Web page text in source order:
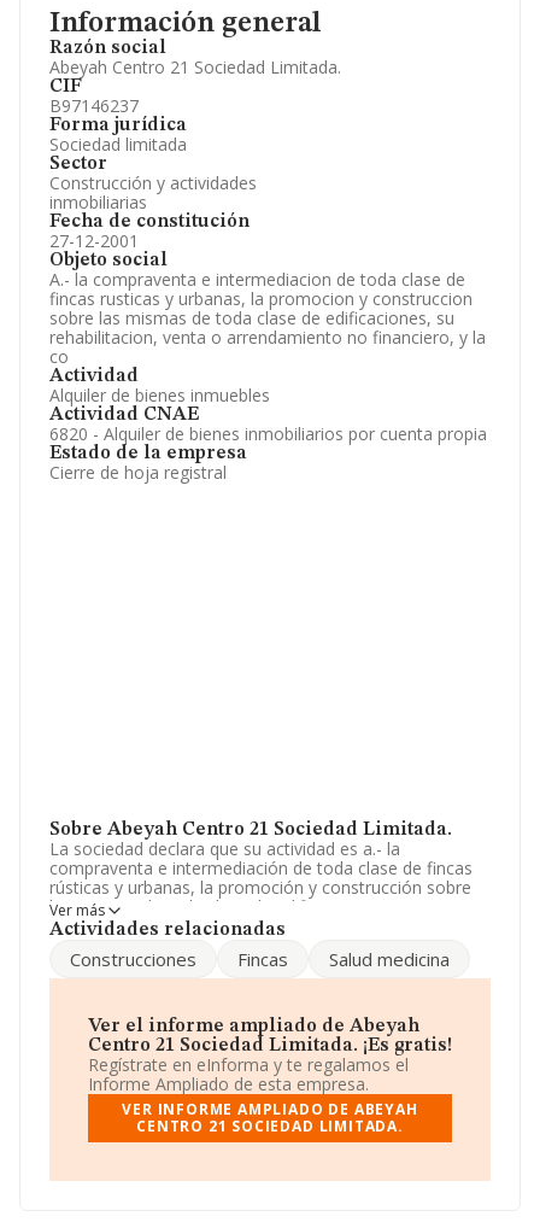
Información general
Razón social
Abeyah Centro 21 Sociedad Limitada.
CIF
B97146237
Forma jurídica
Sociedad limitada
Sector
Construcción y actividades
inmobiliarias
Fecha de constitución
27-12-2001
Objeto social
A.- la compraventa e intermediacion de toda clase de
fincas rusticas y urbanas, la promocion y construccion
sobre las mismas de toda clase de edificaciones, su
rehabilitacion, venta o arrendamiento no financiero, y la
co
Actividad
Alquiler de bienes inmuebles
Actividad CNAE
6820 - Alquiler de bienes inmobiliarios por cuenta propia
Estado de la empresa
Cierre de hoja registral
Sobre Abeyah Centro 21 Sociedad Limitada.
La sociedad declara que su actividad es a.- la
compraventa e intermediación de toda clase de fincas
rústicas y urbanas, la promoción y construcción sobre
las mismas de toda clase de edificaciones, su
rehabilitacion, venta o arrendamiento no financiero, y la
Limitada. La actividad de referencia CNAE corresponde
a 'Alquiler de bienes inmobiliarios por cuenta propia',
mercados exteriores.
La sociedadAbeyah Centro 21 Sociedad Limitada
NIF B97146237, está situada en Calle Conde De
Peñalver núm. 96 Plt 2 A, (28006), Madrid, Madrid.
Con los datos a disposición de INFORMA sobre 132.555
facturación asciende a 22.737 millones de euros y la
Ver más
Actividades relacionadas
Construcciones Fincas Salud medicina
Ver el informe ampliado de Abeyah
Centro 21 Sociedad Limitada. ¡Es gratis!
Regístrate en eInforma y te regalamos el
Informe Ampliado de esta empresa.
VER INFORME AMPLIADO DE ABEYAH
CENTRO 21 SOCIEDAD LIMITADA.
Información oficial y registral complementaria.